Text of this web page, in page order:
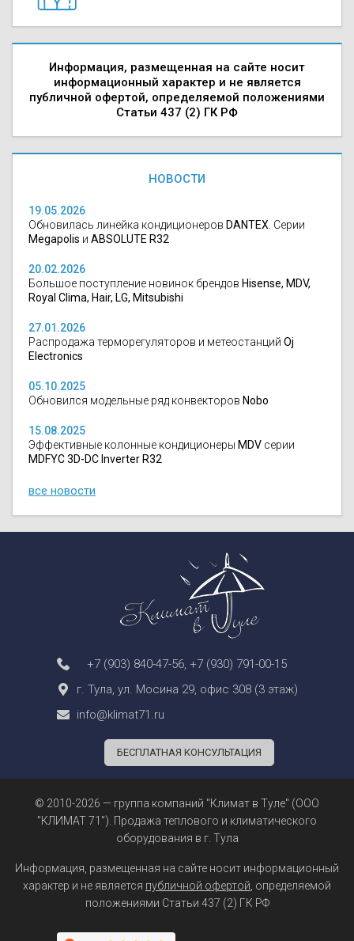
Информация, размещенная на сайте носит
информационный характер и не является
публичной офертой, определяемой положениями
Статьи 437 (2) ГК РФ
НОВОСТИ
19.05.2026
Обновилась линейка кондиционеров DANTEX . Серии
Megapolis и ABSOLUTE R32
20.02.2026
Большое поступление новинок брендов Hisense, MDV,
Royal Clima, Hair, LG, Mitsubishi
27.01.2026
Распродажа терморегуляторов и метеостанций Oj
Electronics
05.10.2025
Обновился модельные ряд конвекторов Nobo
15.08.2025
Эффективные колонные кондиционеры MDV серии
MDFYC 3D-DC Inverter R32
все новости
+7 (903) 840-47-56 +7 (930) 791-00-15
г. Тула, ул. Мосина 29, офис 308 (3 этаж)
info@klimat71.ru
БЕСПЛАТНАЯ КОНСУЛЬТАЦИЯ
© 2010-2026 — группа компаний "Климат в Туле" (ООО
"КЛИМАТ 71"). Продажа теплового и климатического
оборудования в г. Тула
Информация, размещенная на сайте носит информационный
характер и не является публичной офертой , определяемой
положениями Статьи 437 (2) ГК РФ